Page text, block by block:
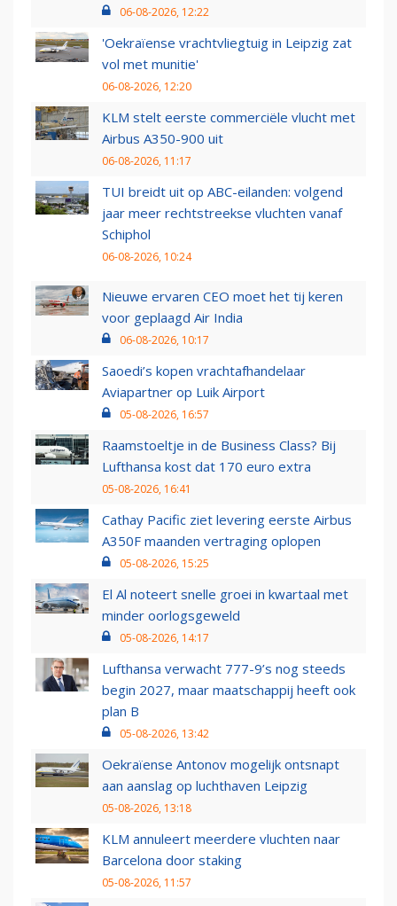
06-08-2026, 12:22
'Oekraïense vrachtvliegtuig in Leipzig zat
vol met munitie'
06-08-2026, 12:20
KLM stelt eerste commerciële vlucht met
Airbus A350-900 uit
06-08-2026, 11:17
TUI breidt uit op ABC-eilanden: volgend
jaar meer rechtstreekse vluchten vanaf
Schiphol
06-08-2026, 10:24
Nieuwe ervaren CEO moet het tij keren
voor geplaagd Air India
06-08-2026, 10:17
Saoedi’s kopen vrachtafhandelaar
Aviapartner op Luik Airport
05-08-2026, 16:57
Raamstoeltje in de Business Class? Bij
Lufthansa kost dat 170 euro extra
05-08-2026, 16:41
Cathay Pacific ziet levering eerste Airbus
A350F maanden vertraging oplopen
05-08-2026, 15:25
El Al noteert snelle groei in kwartaal met
minder oorlogsgeweld
05-08-2026, 14:17
Lufthansa verwacht 777-9’s nog steeds
begin 2027, maar maatschappij heeft ook
plan B
05-08-2026, 13:42
Oekraïense Antonov mogelijk ontsnapt
aan aanslag op luchthaven Leipzig
05-08-2026, 13:18
KLM annuleert meerdere vluchten naar
Barcelona door staking
05-08-2026, 11:57